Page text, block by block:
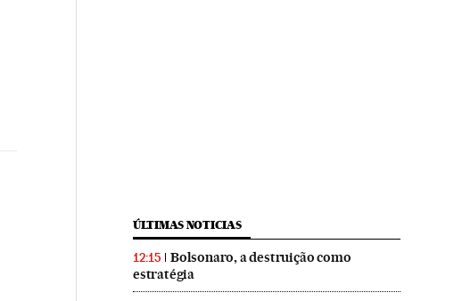
ÚLTIMAS NOTICIAS
12:15
Bolsonaro, a destruição como
estratégia